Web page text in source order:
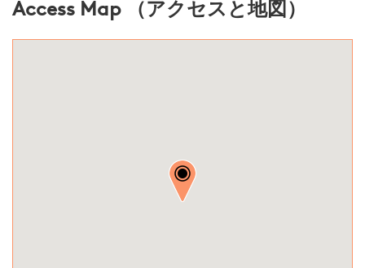
Access Map （アクセスと地図）